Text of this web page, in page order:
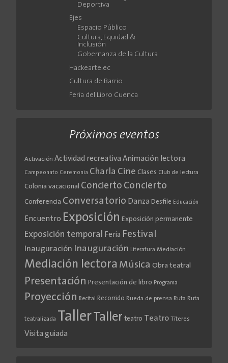
Deportiva
Ejes
Espacio Público
Cultura, Equidad &
Inclusión
Gobernanza de la Cultura
Hackearte.ec
Cultura de Barrio
Feria del Libro Cuenca
Próximos eventos
Activación Actividad recreativa Animación lectora
Campeonato Ceremonia Charla Cine Clases Club de lectura
Colonia vacacional Concierto Concierto
Conferencia Conversatorio Danza Desfile Educación
Encuentro Exposición Exposición permanente
Exposición temporal Feria Festival
Inauguración Inauguración Literatura Mediación
Mediación lectora Música Obra teatral
Presentación Presentación de libro Programa
Proyección Recital Recorrido Rueda de prensa Ruta Ruta
teatralizada TallerTaller teatro Teatro Títeres
Visita guiada